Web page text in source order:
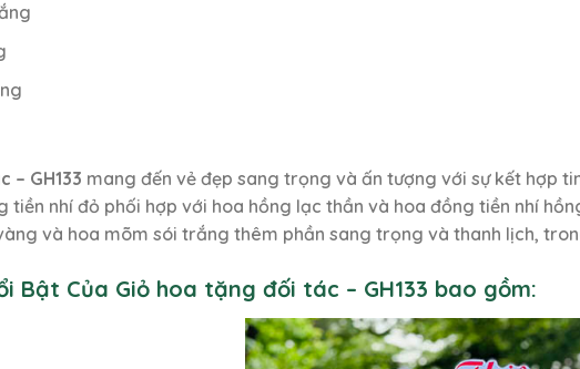
– GH133 mang đến vẻ đẹp sang trọng và ấn tượng với sự kết hợp
tiền nhí đỏ phối hợp với hoa hồng lạc thần và hoa đồng tiền nhí
và hoa mõm sói trắng thêm phần sang trọng và thanh lịch,
Bật Của Giỏ hoa tặng đối tác – GH133 bao gồm: